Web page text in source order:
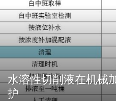
水溶性切削液在机械
护